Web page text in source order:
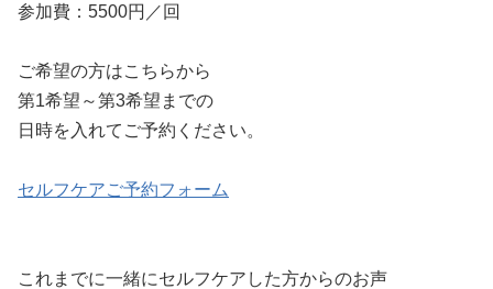
参加費：5500円／回
ご希望の方はこちらから
第1希望～第3希望までの
日時を入れてご予約ください。
セルフケアご予約フォーム
これまでに一緒にセルフケアした方からのお声